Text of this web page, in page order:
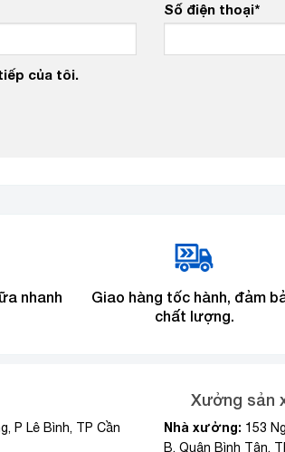
Số điện thoại*
của tôi.
nhanh
Giao hàng tốc hành, đảm
chất lượng.
P Lê Bình, TP Cần
Xưởng sản
Nhà xưởng: 153
B, Quận Bình Tân,